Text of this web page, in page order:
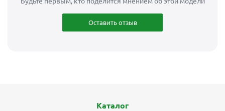
Оставить отзыв
Каталог